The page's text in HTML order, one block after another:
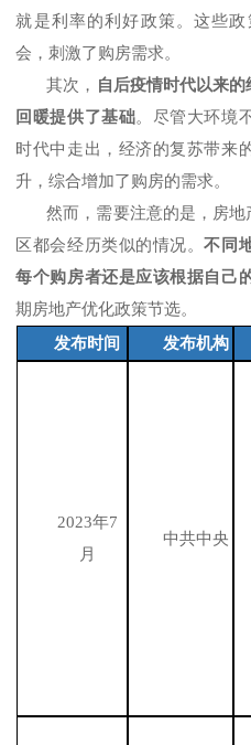
就是利率的利好政策。这些
会，刺激了购房需求。
其次， 自后疫情时代以来
回暖提供了基础。尽管大环境
时代中走出，经济的复苏带来
升，综合增加了购房的需求。
然而，需要注意的是，房
区都会经历类似的情况。不同
每个购房者还是应该根据自己
期房地产优化政策节选。
发布时间
发布机构
2023年7
月
中共中央